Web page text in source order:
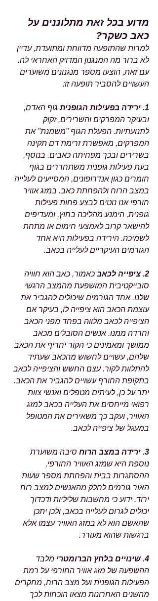
מדוע בכל זאת מתלוננים על
כאב כשקר?
למרות שהתופעה מדווחת ומתועדת, עדיין
לא ברור מה המנגנון המדויק האחראי לה.
עם זאת, הוצעו מספר מנגנונים משוערים
העשויים להסביר תופעה זו:
1. ירידה בפעילות הגופנית
גוף האדם,
ובעיקר המפרקים והשרירים, זקוק
לתנועתיות. הפעלת הגוף "משמנת" את
המפרקים, מאפשרת זרימת דם תקינה
בשרירים ובכך מפחיתה כאבים. בנוסף,
בעת פעילות גופנית משתחררים בגוף
חומרים כגון אנדרופונים, המסייעים לעלייה
במצב הרוח ולהפחתת כאב. במזג אוויר
חורפי אנו נוטים לבצע פחות פעילות
גופנית, הימנע מהליכה בחוץ, ומעדיפים
להישאר קרוב לאמצעי חימום או מתחת
לשמיכה. הירידה בפעילות היא אחד
הגורמים העיקריים לעלייה בכאב.
2. ציפייה לכאב
כאמור, כאב הוא חוויה
סובייקטיבית המושפעת מהמצב הרגשי
שלנו. אחד הגורמים שיכולים להגביר את
עוצמת הכאב הוא ציפייה לו, בעיקר אם
הציפייה לכאב מלווה בפחד מפני הכאב
וחרדה ממנו. אנשים הסובלים מכאב
ממושך ומאמינים כי הקור יחריף את הכאב
שלהם, עשויים לחשוש מהכאב שעתיד
להתלוות לקור. עצם החשש והציפייה לכאב
בתקופת החורף עשויים להגביר את הכאב.
יתר על כן, לעיתים מטפלים ואנשי צוות
רפואי מייחסים את העלייה בכאב למזג
האוויר, ועקב כך משאירים את המטופל
במעגל של ציפייה לכאב.
3. ירידה במצב הרוח
סיבה משוערת
נוספת היא שמזג האוויר החורפי,
ההסתגרות בבית והפחתת מספר שעות
האור גורמים לחלק מהאנשים למצב רוח
ירוד. ידוע כי מחשבות שליליות ודכדוך
יכולים לגרום לעלייה בכאב, ולכן יתכן
שהאשם הוא לא במזג האוויר עצמו אלא
ברגשות שהוא מעורר.
4. שינויים בלחץ הברומטרי
מלבד
ההשפעה של מזג אוויר החורפי על רמת
הפעילות הגופנית ועל מצב הרוח, מחקרים
מהשנים האחרונות מצאו הוכחות לכך